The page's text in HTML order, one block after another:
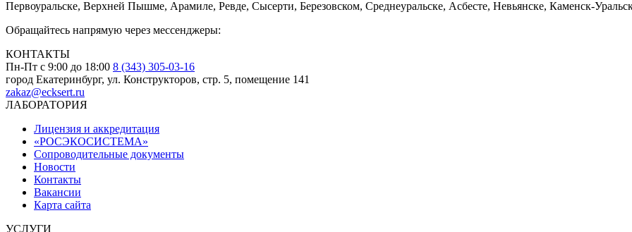
Первоуральске, Верхней Пышме, Арамиле, Ревде, Сысерти, Березовском, Среднеуральске, Асбесте, Невьянске, Каменск-
Обращайтесь напрямую через мессенджеры:
КОНТАКТЫ
Пн-Пт с 9:00 до 18:00 8 (343) 305-03-16
город Екатеринбург, ул. Конструкторов, стр. 5, помещение 141
zakaz@ecksert.ru
ЛАБОРАТОРИЯ
Лицензия и аккредитация
«РОСЭКОСИСТЕМА»
Сопроводительные документы
Новости
Контакты
Вакансии
Карта сайта
УСЛУГИ